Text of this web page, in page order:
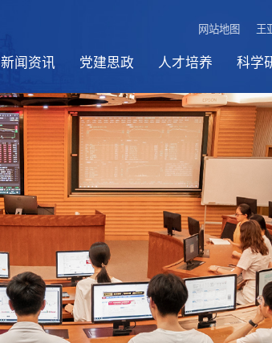
网站地图 王
新闻资讯 党建思政 人才培养 科学